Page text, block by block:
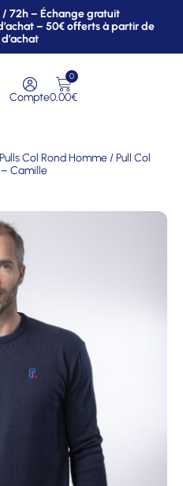
72h – Échange gratuit
– 50€ offerts à partir de
Compte0,00€
0
Col Rond Homme / Pull Col
Camille